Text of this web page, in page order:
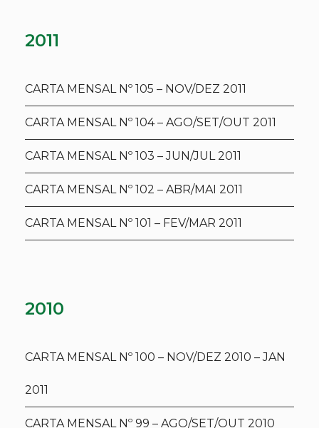
2011
CARTA MENSAL Nº 105 – NOV/DEZ 2011
CARTA MENSAL Nº 104 – AGO/SET/OUT 2011
CARTA MENSAL Nº 103 – JUN/JUL 2011
CARTA MENSAL Nº 102 – ABR/MAI 2011
CARTA MENSAL Nº 101 – FEV/MAR 2011
2010
CARTA MENSAL Nº 100 – NOV/DEZ 2010 – JAN
2011
CARTA MENSAL Nº 99 – AGO/SET/OUT 2010